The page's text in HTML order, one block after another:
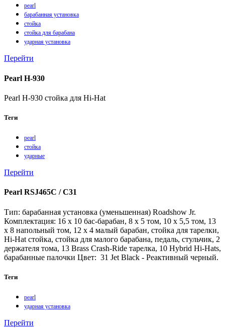
pearl
барабанная установка
стойка
стойка для барабана
ударная установка
Перейти
Pearl H-930
Pearl H-930 стойка для Hi-Hat
Теги
pearl
стойка
ударные
Перейти
Pearl RSJ465C / C31
Тип: барабанная установка (уменьшенная) Roadshow Jr.
Комплектация: 16 х 10 бас-барабан, 8 х 5 том, 10 х 5,5 том, 13
х 8 напольный том, 12 х 4 малый барабан, стойка для тарелки,
Hi-Hat стойка, стойка для малого барабана, педаль, стульчик, 2
держателя тома, 13 Brass Crash-Ride тарелка, 10 Hybrid Hi-Hats,
барабанные палочки Цвет: 31 Jet Black - Реактивный черный.
Теги
pearl
ударная установка
Перейти